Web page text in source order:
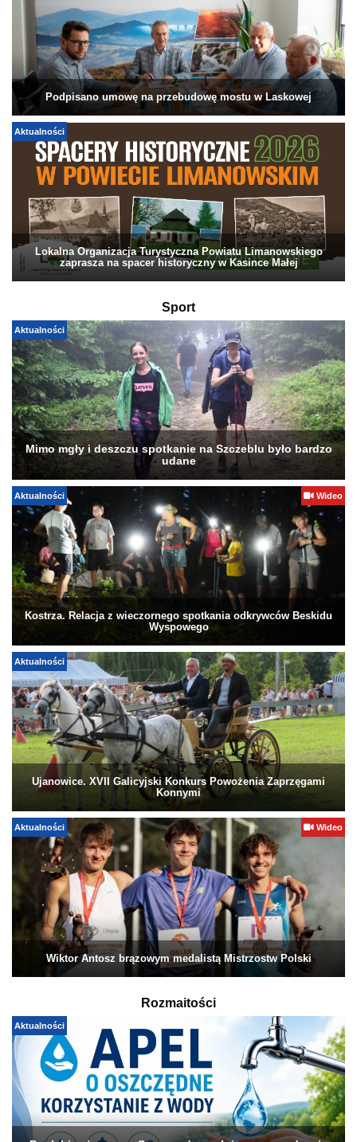
Podpisano umowę na przebudowę mostu w Laskowej
Aktualności
Lokalna Organizacja Turystyczna Powiatu Limanowskiego
zaprasza na spacer historyczny w Kasince Małej
Sport
Aktualności
Mimo mgły i deszczu spotkanie na Szczeblu było bardzo
udane
Aktualności Wideo
Kostrza. Relacja z wieczornego spotkania odkrywców Beskidu
Wyspowego
Aktualności
Ujanowice. XVII Galicyjski Konkurs Powożenia Zaprzęgami
Konnymi
Aktualności Wideo
Wiktor Antosz brązowym medalistą Mistrzostw Polski
Rozmaitości
Aktualności